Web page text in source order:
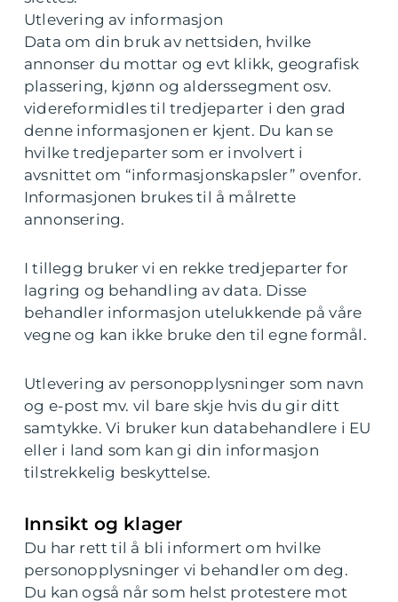
Utlevering av informasjon
Data om din bruk av nettsiden, hvilke
annonser du mottar og evt klikk, geografisk
plassering, kjønn og alderssegment osv.
videreformidles til tredjeparter i den grad
denne informasjonen er kjent. Du kan se
hvilke tredjeparter som er involvert i
avsnittet om “informasjonskapsler” ovenfor.
Informasjonen brukes til å målrette
annonsering.
I tillegg bruker vi en rekke tredjeparter for
lagring og behandling av data. Disse
behandler informasjon utelukkende på våre
vegne og kan ikke bruke den til egne formål.
Utlevering av personopplysninger som navn
og e-post mv. vil bare skje hvis du gir ditt
samtykke. Vi bruker kun databehandlere i EU
eller i land som kan gi din informasjon
tilstrekkelig beskyttelse.
Innsikt og klager
Du har rett til å bli informert om hvilke
personopplysninger vi behandler om deg.
Du kan også når som helst protestere mot